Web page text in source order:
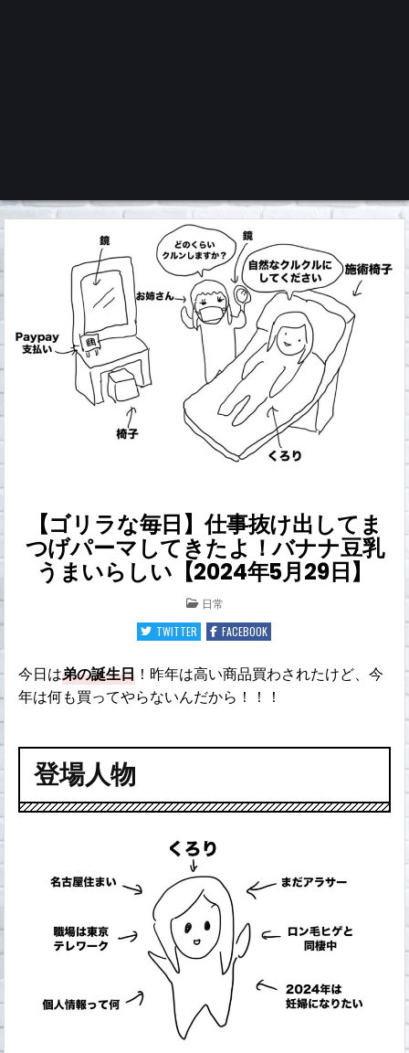
くろチャンネル
【ゴリラな毎日】仕事抜け出してま
つげパーマしてきたよ！バナナ豆乳
うまいらしい【2024年5月29日】
POSTED
IN
日常
TWITTER
FACEBOOK
今日は弟の誕生日 ！昨年は高い商品買わされたけど、今
年は何も買ってやらないんだから！！！
登場人物